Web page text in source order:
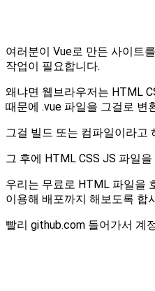
여러분이 Vue로 만든 사이트
작업이 필요합니다.
왜냐면 웹브라우저는 HTML
때문에 .vue 파일을 그걸로 변
그걸 빌드 또는 컴파일이라고
그 후에 HTML CSS JS 파일
우리는 무료로 HTML 파일을
이용해 배포까지 해보도록 합
빨리 github.com 들어가서 계